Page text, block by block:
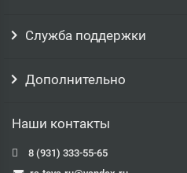
Служба поддержки
Дополнительно
Наши контакты
8 (931) 333-55-65